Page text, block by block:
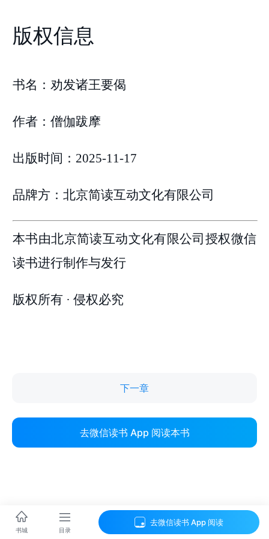
下一章
去微信读书 App 阅读本书
书城 目录
去微信读书 App 阅读